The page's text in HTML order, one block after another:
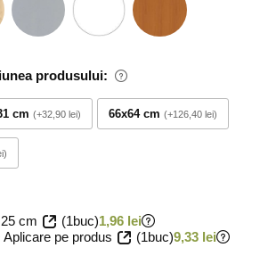
produsului:
cm +32,90 lei 66x64 cm +126,40 lei
lei
cm
(1buc)1,96 lei
pe produs
(1buc)9,33 lei